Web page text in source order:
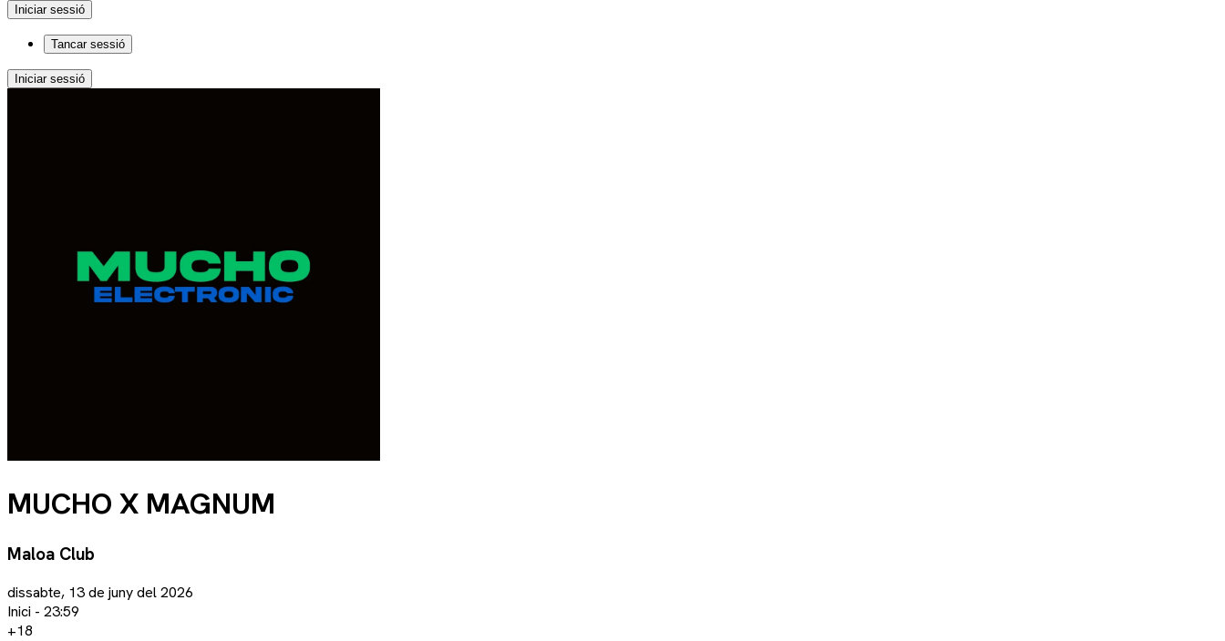
Iniciar sessió
Tancar sessió
Iniciar sessió
MUCHO X MAGNUM
Maloa Club
dissabte, 13 de juny del 2026
Inici - 23:59
+18